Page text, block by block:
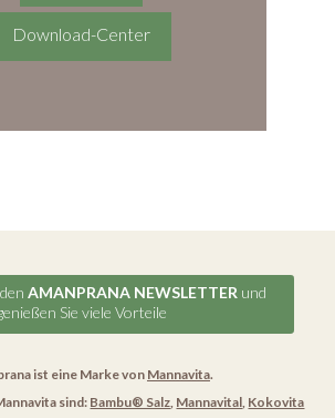
Download-Center
AMANPRANA NEWSLETTER und
Sie viele Vorteile
ist eine Marke vonMannavita.
sind: Bambu® Salz Mannavital Kokovita